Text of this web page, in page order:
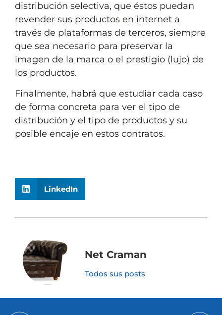
distribución selectiva, que éstos puedan
revender sus productos en internet a
través de plataformas de terceros, siempre
que sea necesario para preservar la
imagen de la marca o el prestigio (lujo) de
los productos.
Finalmente, habrá que estudiar cada caso
de forma concreta para ver el tipo de
distribución y el tipo de productos y su
posible encaje en estos contratos.
LinkedIn
Net Craman
Todos sus posts